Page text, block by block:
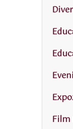
Film